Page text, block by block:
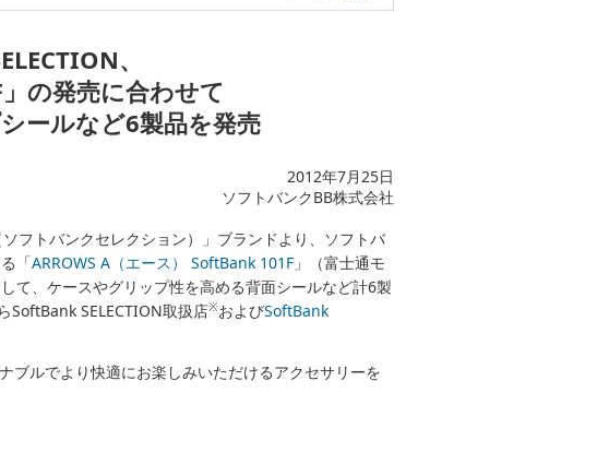
、
」の発売に合わせて
ールなど6製品を発売
2012年7月25日
ソフトバンクBB株式会社
フトバンクセレクション）」ブランドより、ソフトバ
「ARROWS A（エース） SoftBank 101F 」（富士通モ
て、ケースやグリップ性を高める背面シールなど計6製
SoftBank SELECTION取扱店※およびSoftBank
ブルでより快適にお楽しみいただけるアクセサリーを